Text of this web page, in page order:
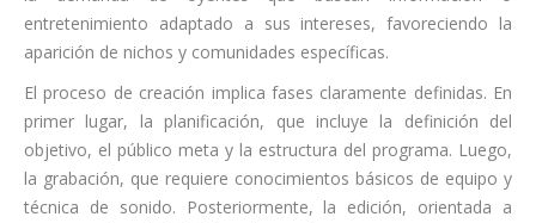
entretenimiento adaptado a sus intereses, favoreciendo la
aparición de nichos y comunidades específicas.
El proceso de creación implica fases claramente definidas. En
primer lugar, la planificación, que incluye la definición del
objetivo, el público meta y la estructura del programa. Luego,
la grabación, que requiere conocimientos básicos de equipo y
técnica de sonido. Posteriormente, la edición, orientada a